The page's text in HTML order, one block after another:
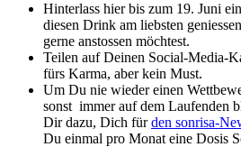
Hinterlass hier bis zum 19. Juni
diesen Drink am liebsten
gerne anstossen möchtest.
Teilen auf Deinen Social-Media-
fürs Karma, aber kein Must.
Um Du nie wieder einen
sonst immer auf dem Laufenden
Dir dazu, Dich fürden sonrisa-
Du einmal pro Monat eine Dosis